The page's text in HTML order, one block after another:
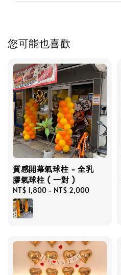
您可能也喜歡
質感開幕氣球柱 - 全乳
膠氣球柱 ( 一對 )
Regular
price
NT$ 1,800 - NT$ 2,000